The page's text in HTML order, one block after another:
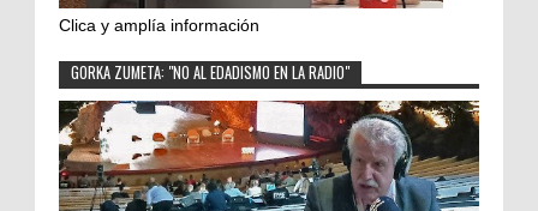
Clica y amplía información
GORKA ZUMETA: "NO AL EDADISMO EN LA RADIO"